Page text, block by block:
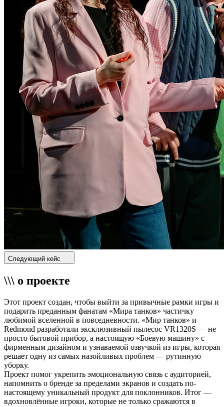
Следующий кейс
\\\ о проекте
Этот проект создан, чтобы выйти за привычные рамки игры и
подарить преданным фанатам «Мира танков» частичку
любимой вселенной в повседневности. «Мир танков» и
Redmond разработали эксклюзивный пылесос VR1320S — не
просто бытовой прибор, а настоящую «Боевую машину» с
фирменным дизайном и узнаваемой озвучкой из игры, которая
решает одну из самых назойливых проблем — рутинную
уборку.
Проект помог укрепить эмоциональную связь с аудиторией,
напомнить о бренде за пределами экранов и создать по-
настоящему уникальный продукт для поклонников. Итог —
вдохновлённые игроки, которые не только сражаются в